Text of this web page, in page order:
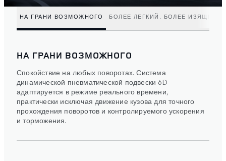
НА ГРАНИ ВОЗМОЖНОГО БОЛЕЕ ЛЕГКИЙ. БОЛЕЕ ИЗЯЩНЫЙ.
НА ГРАНИ ВОЗМОЖНОГО
Спокойствие на любых поворотах. Система
динамической пневматической подвески 6D
адаптируется в режиме реального времени,
практически исключая движение кузова для точного
прохождения поворотов и контролируемого ускорения
и торможения.